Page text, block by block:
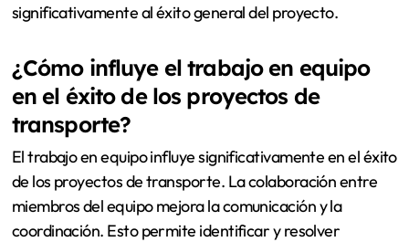
significativamente al éxito general del proyecto.
¿Cómo influye el trabajo en equipo
en el éxito de los proyectos de
transporte?
El trabajo en equipo influye significativamente en el éxito
de los proyectos de transporte. La colaboración entre
miembros del equipo mejora la comunicación y la
coordinación. Esto permite identificar y resolver